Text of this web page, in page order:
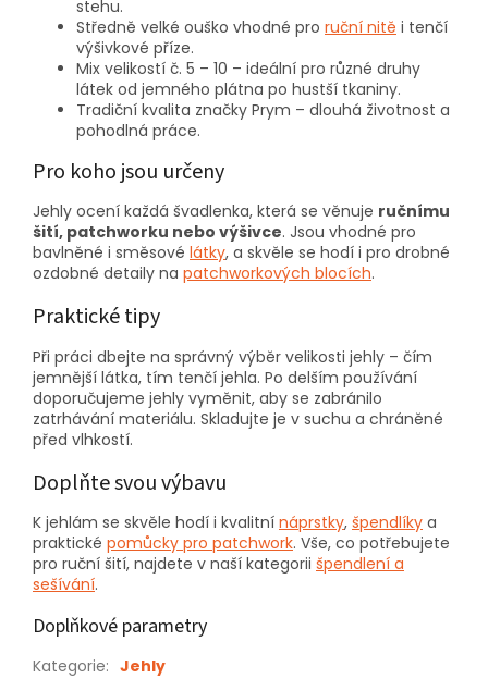
stehu.
Středně velké ouško vhodné pro ruční nitě i tenčí
výšivkové příze.
Mix velikostí č. 5 – 10 – ideální pro různé druhy
látek od jemného plátna po hustší tkaniny.
Tradiční kvalita značky Prym – dlouhá životnost a
pohodlná práce.
Pro koho jsou určeny
Jehly ocení každá švadlenka, která se věnuje ručnímu
šití, patchworku nebo výšivce. Jsou vhodné pro
bavlněné i směsové látky, a skvěle se hodí i pro drobné
ozdobné detaily na patchworkových blocích.
Praktické tipy
Při práci dbejte na správný výběr velikosti jehly – čím
jemnější látka, tím tenčí jehla. Po delším používání
doporučujeme jehly vyměnit, aby se zabránilo
zatrhávání materiálu. Skladujte je v suchu a chráněné
před vlhkostí.
Doplňte svou výbavu
K jehlám se skvěle hodí i kvalitní náprstky, špendlíky a
praktické pomůcky pro patchwork. Vše, co potřebujete
pro ruční šití, najdete v naší kategorii špendlení a
sešívání.
Doplňkové parametry
Kategorie: Jehly